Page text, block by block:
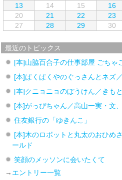
13
14 15 16
20
21 22 23
27
28 29 30
最近のトピックス
[本]山脇百合子の仕事部屋 ごちゃ
[本]ぱくぱくやのぐっさんとネズ
[本]クニョニョのぼうけん／きも
[本]がっぴちゃん／高山一実・文
住友銀行の「ゆきんこ」
[本]木のロボットと丸太のおひめ
ールド
笑顔のメッソンに会いたくて
→ エントリー一覧